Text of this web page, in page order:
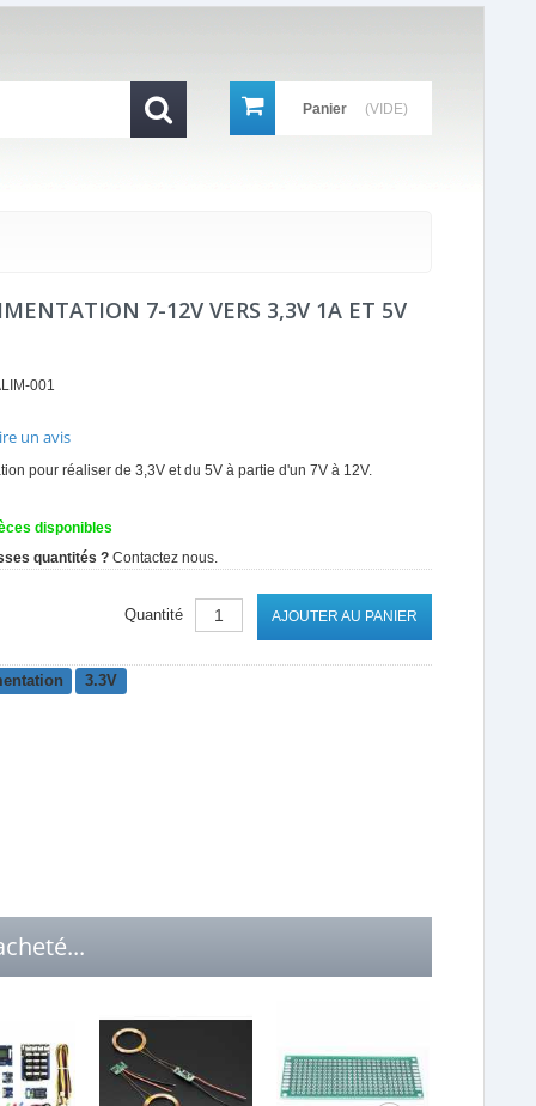
Panier (VIDE)
7-12V VERS 3,3V 1A ET 5V
001
un avis
pour réaliser de 3,3V et du 5V à partie d'un 7V à 12V.
disponibles
quantités ? Contactez nous.
AJOUTER AU PANIER
Quantité
3.3V